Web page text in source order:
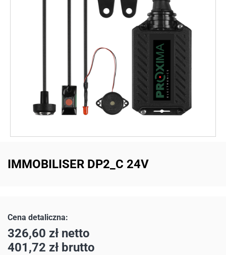
IMMOBILISER DP2_C 24V
326,60 zł netto
401,72 zł brutto